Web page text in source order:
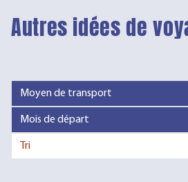
Autres idées de